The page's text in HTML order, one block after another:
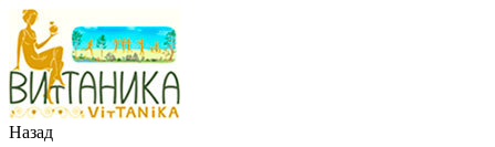
Назад